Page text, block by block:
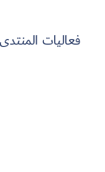
فعاليات المنتدى